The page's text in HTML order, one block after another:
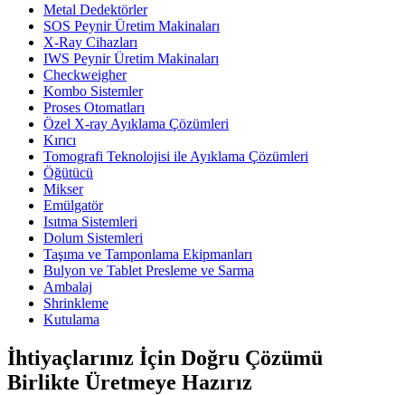
Metal Dedektörler
SOS Peynir Üretim Makinaları
X-Ray Cihazları
IWS Peynir Üretim Makinaları
Checkweigher
Kombo Sistemler
Proses Otomatları
Özel X-ray Ayıklama Çözümleri
Kırıcı
Tomografi Teknolojisi ile Ayıklama Çözümleri
Öğütücü
Mikser
Emülgatör
Isıtma Sistemleri
Dolum Sistemleri
Taşıma ve Tamponlama Ekipmanları
Bulyon ve Tablet Presleme ve Sarma
Ambalaj
Shrinkleme
Kutulama
İhtiyaçlarınız İçin Doğru Çözümü
Birlikte Üretmeye Hazırız